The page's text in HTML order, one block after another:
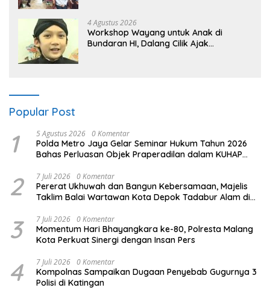
4 Agustus 2026
Workshop Wayang untuk Anak di
Bundaran HI, Dalang Cilik Ajak
Popular Post
1 5 Agustus 2026 0 Komentar
Polda Metro Jaya Gelar Seminar Hukum Tahun 2026
Bahas Perluasan Objek Praperadilan dalam KUHAP
2 7 Juli 2026 0 Komentar
Pererat Ukhuwah dan Bangun Kebersamaan, Majelis
Taklim Balai Wartawan Kota Depok Tadabur Alam di
3 7 Juli 2026 0 Komentar
Momentum Hari Bhayangkara ke-80, Polresta Malang
Kota Perkuat Sinergi dengan Insan Pers
4 7 Juli 2026 0 Komentar
Kompolnas Sampaikan Dugaan Penyebab Gugurnya 3
Polisi di Katingan